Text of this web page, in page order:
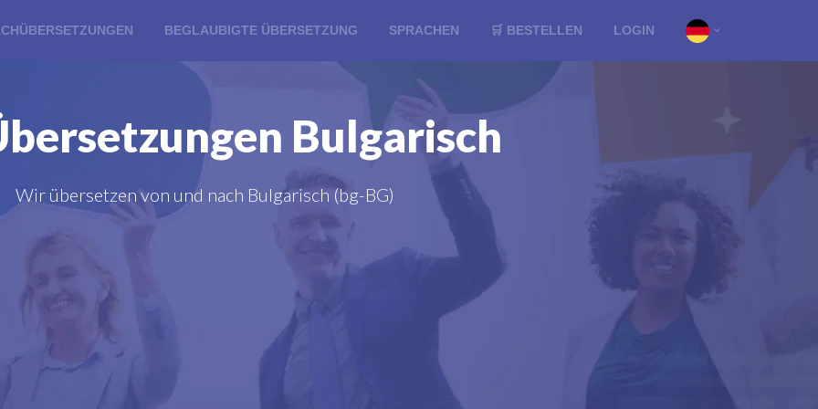
BEGLAUBIGTE ÜBERSETZUNG SPRACHEN 🛒 BESTELLEN LOGIN
Bulgarisch
Wir übersetzen von und nach Bulgarisch (bg-BG)